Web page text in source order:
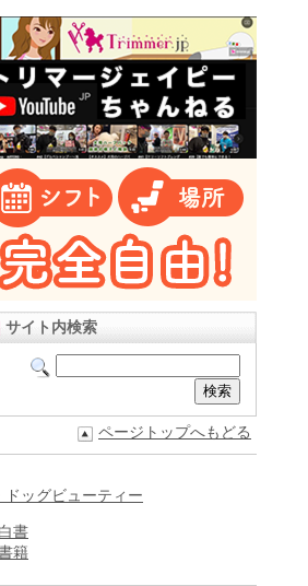
サイト内検索
ページトップへもどる
ッグビューティー
書
籍